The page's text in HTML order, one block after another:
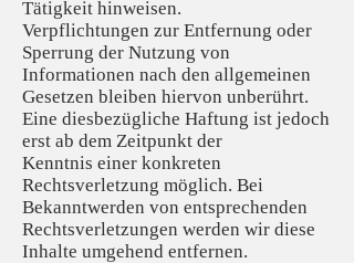
Tätigkeit hinweisen.
Verpflichtungen zur Entfernung oder
Sperrung der Nutzung von
Informationen nach den allgemeinen
Gesetzen bleiben hiervon unberührt.
Eine diesbezügliche Haftung ist jedoch
erst ab dem Zeitpunkt der
Kenntnis einer konkreten
Rechtsverletzung möglich. Bei
Bekanntwerden von entsprechenden
Rechtsverletzungen werden wir diese
Inhalte umgehend entfernen.